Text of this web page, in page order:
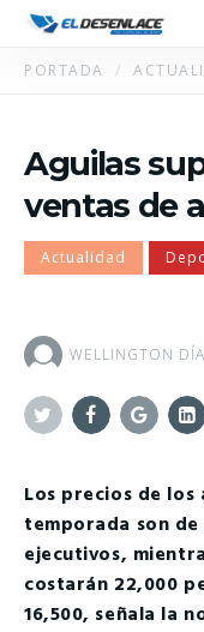
PORTADA
Aguilas
ventas de
Actualidad
WELLINGTON
Los precios de
temporada son de
ejecutivos,
costarán 22,000
16,500, señala la